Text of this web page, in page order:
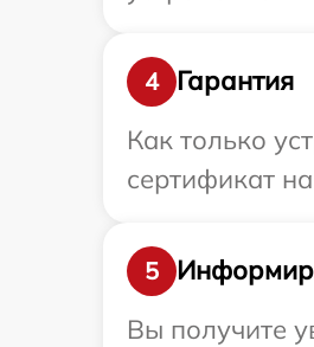
4
Гарантия
Как только
сертификат
5
Вы получите